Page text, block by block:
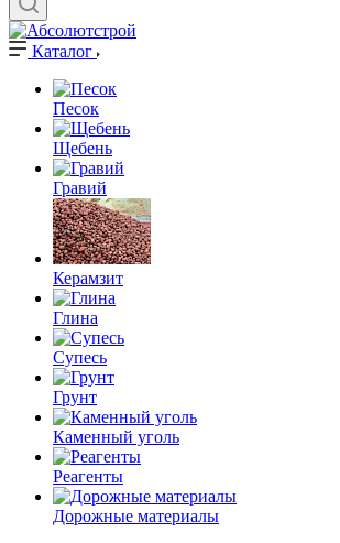
Каталог
Песок
Щебень
Гравий
Керамзит
Глина
Супесь
Грунт
Каменный уголь
Реагенты
Дорожные материалы